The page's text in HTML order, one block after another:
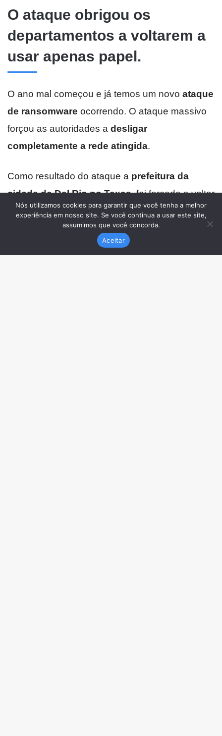
Nós utilizamos cookies para garantir que você tenha a melhor
experiência em nosso site. Se você continua a usar este site,
assumimos que você concorda.
Aceitar